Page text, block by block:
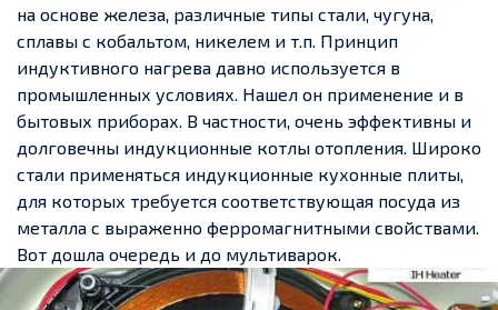
на основе железа, различные типы стали, чугуна,
сплавы с кобальтом, никелем и т.п. Принцип
индуктивного нагрева давно используется в
промышленных условиях. Нашел он применение и в
бытовых приборах. В частности, очень эффективны и
долговечны индукционные котлы отопления. Широко
стали применяться индукционные кухонные плиты,
для которых требуется соответствующая посуда из
металла с выраженно ферромагнитными свойствами.
Вот дошла очередь и до мультиварок.